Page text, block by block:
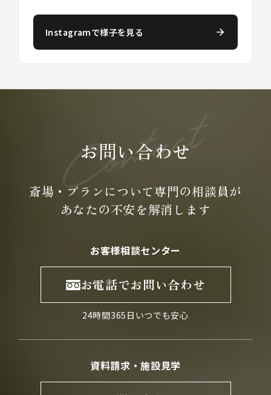
Instagramで様子を見る
お問い合わせ
斎場・プランについて専門の相談員が
あなたの不安を解消します
お客様相談センター
お電話でお問い合わせ
24時間365日いつでも安心
資料請求・施設見学